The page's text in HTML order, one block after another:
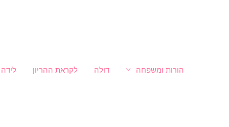
הורות ומשפחה דולה לקראת ההריון לידה